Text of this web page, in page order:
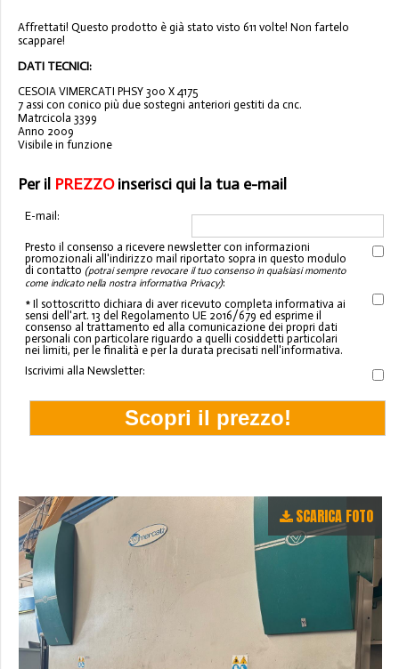
Affrettati! Questo prodotto è già stato visto 611 volte! Non fartelo
scappare!
DATI TECNICI:
CESOIA VIMERCATI PHSY 300 X 4175
7 assi con conico più due sostegni anteriori gestiti da cnc.
Matrcicola 3399
Anno 2009
Visibile in funzione
Per il PREZZOinserisci qui la tua e-mail
E-mail:
Presto il consenso a ricevere newsletter con informazioni
promozionali all'indirizzo mail riportato sopra in questo modulo
di contatto (potrai sempre revocare il tuo consenso in qualsiasi momento
come indicato nella nostra informativa Privacy):
* Il sottoscritto dichiara di aver ricevuto completa informativa ai
sensi dell'art. 13 del Regolamento UE 2016/679 ed esprime il
consenso al trattamento ed alla comunicazione dei propri dati
personali con particolare riguardo a quelli cosiddetti particolari
nei limiti, per le finalità e per la durata precisati nell'informativa.
Iscrivimi alla Newsletter:
SCARICA FOTO